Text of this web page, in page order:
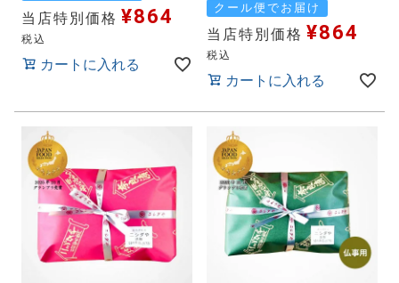
当店特別価格 ¥864
税込
カートに入れる
クール便でお届け
当店特別価格 ¥864
税込
カートに入れる